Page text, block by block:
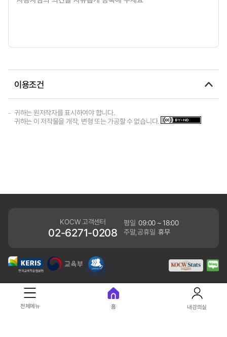
이용조건
귀하는 원저작자를 표시하여야 합니다.
귀하는 이 저작물을 개작, 변형 또는 가공할 수 없습니다.
KOCW 고객센터
02-6271-0208
평일 09:00 ~ 18:00
주말,공휴일 휴무
개인정보처리방침
41061 대구광역시 동구 동내로 64 (동내동 1119) 우)41061
전체메뉴 홈 내강의실